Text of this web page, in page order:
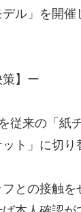
ル」を開催
】ー
従来の「紙
ト」に切り
フとの接触